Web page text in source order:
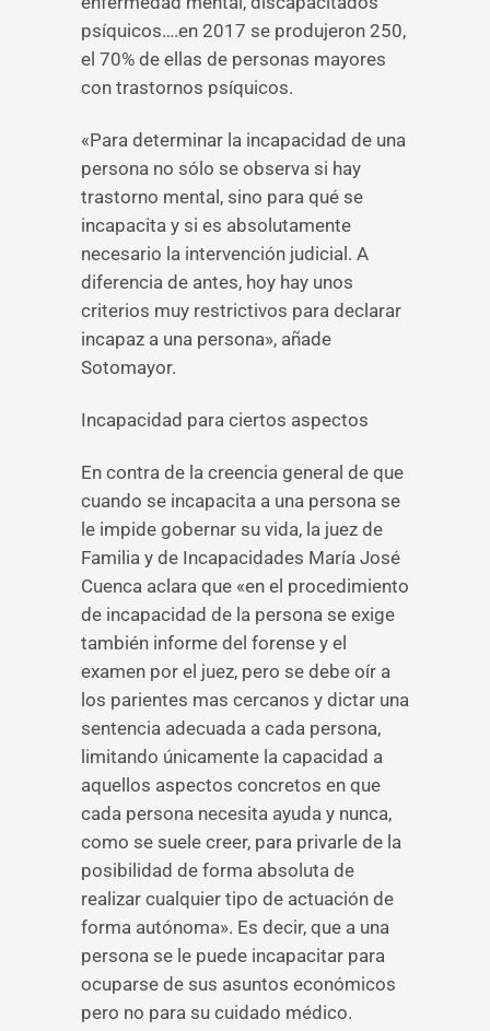
psíquicos….en 2017 se produjeron 250,
el 70% de ellas de personas mayores
con trastornos psíquicos.
«Para determinar la incapacidad de una
persona no sólo se observa si hay
trastorno mental, sino para qué se
incapacita y si es absolutamente
necesario la intervención judicial. A
diferencia de antes, hoy hay unos
criterios muy restrictivos para declarar
incapaz a una persona», añade
Sotomayor.
Incapacidad para ciertos aspectos
En contra de la creencia general de que
cuando se incapacita a una persona se
le impide gobernar su vida, la juez de
Familia y de Incapacidades María José
Cuenca aclara que «en el procedimiento
de incapacidad de la persona se exige
también informe del forense y el
examen por el juez, pero se debe oír a
los parientes mas cercanos y dictar una
sentencia adecuada a cada persona,
limitando únicamente la capacidad a
aquellos aspectos concretos en que
cada persona necesita ayuda y nunca,
como se suele creer, para privarle de la
posibilidad de forma absoluta de
realizar cualquier tipo de actuación de
forma autónoma». Es decir, que a una
persona se le puede incapacitar para
ocuparse de sus asuntos económicos
pero no para su cuidado médico.